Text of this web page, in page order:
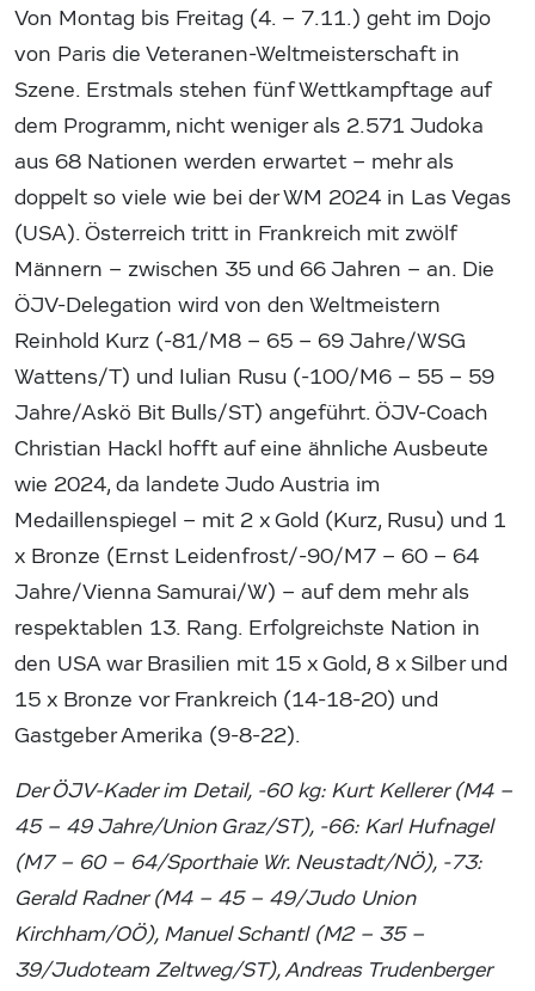
Von Montag bis Freitag (4. – 7.11.) geht im Dojo
von Paris die Veteranen-Weltmeisterschaft in
Szene. Erstmals stehen fünf Wettkampftage auf
dem Programm, nicht weniger als 2.571 Judoka
aus 68 Nationen werden erwartet – mehr als
doppelt so viele wie bei der WM 2024 in Las Vegas
(USA). Österreich tritt in Frankreich mit zwölf
Männern – zwischen 35 und 66 Jahren – an. Die
ÖJV-Delegation wird von den Weltmeistern
Reinhold Kurz (-81/M8 – 65 – 69 Jahre/WSG
Wattens/T) und Iulian Rusu (-100/M6 – 55 – 59
Jahre/Askö Bit Bulls/ST) angeführt. ÖJV-Coach
Christian Hackl hofft auf eine ähnliche Ausbeute
wie 2024, da landete Judo Austria im
Medaillenspiegel – mit 2 x Gold (Kurz, Rusu) und 1
x Bronze (Ernst Leidenfrost/-90/M7 – 60 – 64
Jahre/Vienna Samurai/W) – auf dem mehr als
respektablen 13. Rang. Erfolgreichste Nation in
den USA war Brasilien mit 15 x Gold, 8 x Silber und
15 x Bronze vor Frankreich (14-18-20) und
Gastgeber Amerika (9-8-22).
Der ÖJV-Kader im Detail, -60 kg: Kurt Kellerer (M4 –
45 – 49 Jahre/Union Graz/ST), -66: Karl Hufnagel
(M7 – 60 – 64/Sporthaie Wr. Neustadt/NÖ), -73:
Gerald Radner (M4 – 45 – 49/Judo Union
Kirchham/OÖ), Manuel Schantl (M2 – 35 –
39/Judoteam Zeltweg/ST), Andreas Trudenberger